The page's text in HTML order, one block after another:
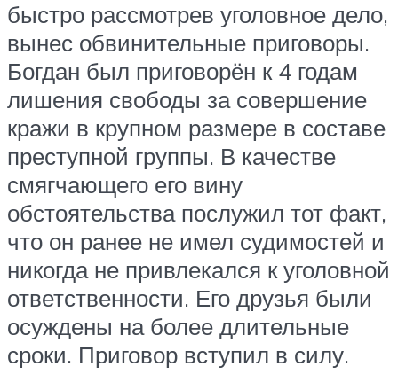
быстро рассмотрев уголовное дело,
вынес обвинительные приговоры.
Богдан был приговорён к 4 годам
лишения свободы за совершение
кражи в крупном размере в составе
преступной группы. В качестве
смягчающего его вину
обстоятельства послужил тот факт,
что он ранее не имел судимостей и
никогда не привлекался к уголовной
ответственности. Его друзья были
осуждены на более длительные
сроки. Приговор вступил в силу.